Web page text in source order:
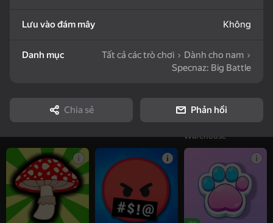
16+
51
Warehouse
Lưu vào đám mây Không
Danh mục Tất cả các trò chơi
Dành cho nam
Specnaz: Big Battle
Chia sẻ Phản hồi